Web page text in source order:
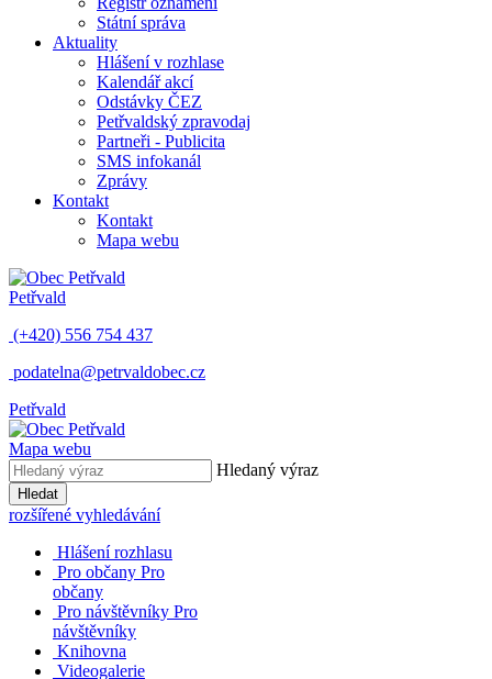
Státní správa
Aktuality
Hlášení v rozhlase
Kalendář akcí
Odstávky ČEZ
Petřvaldský zpravodaj
Partneři - Publicita
SMS infokanál
Zprávy
Kontakt
Kontakt
Mapa webu
Petřvald
(+420) 556 754 437
podatelna@petrvaldobec.cz
Petřvald
Mapa webu
Hledaný výraz
Hledat
rozšířené vyhledávání
Hlášení rozhlasu
Pro občany Pro
občany
Pro návštěvníky Pro
návštěvníky
Knihovna
Videogalerie